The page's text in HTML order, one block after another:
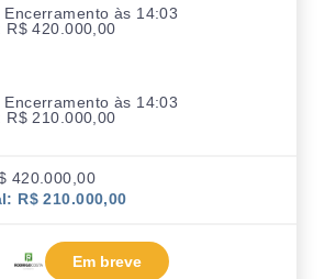
às 14:03
R$ 420.000,00
às 14:03
R$ 210.000,00
420.000,00
R$ 210.000,00
Em breve